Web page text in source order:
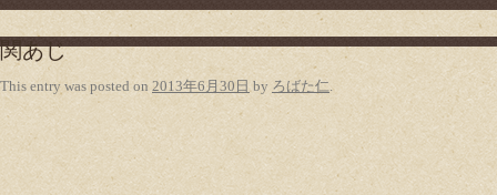
関あじ
This entry was posted on 2013年6月30日 by ろばた仁.